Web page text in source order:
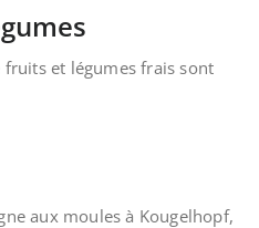
et légumes frais sont
aux moules à Kougelhopf,